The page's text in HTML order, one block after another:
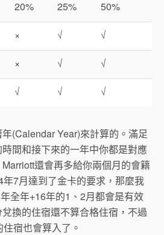
20% 25% 50%
× √ √
× √ √
√ √ √
(Calendar Year)來計算的。滿足
間和接下來的一年中你都是對應
還會再多給你兩個月的會籍
7月達到了金卡的要求，那麼我
全年+16年的1、2月都會是有效
換的住宿還不算合格住宿，不過
宿也會算入了。